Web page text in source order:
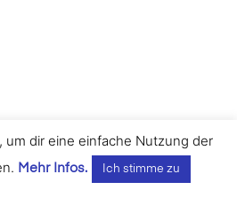
um dir eine einfache Nutzung der
Mehr Infos. Ich stimme zu